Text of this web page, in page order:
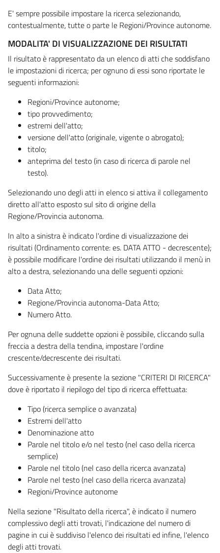
E' sempre possibile impostare la ricerca selezionando,
contestualmente, tutte o parte le Regioni/Province autonome.
MODALITA' DI VISUALIZZAZIONE DEI RISULTATI
Il risultato è rappresentato da un elenco di atti che soddisfano
le impostazioni di ricerca; per ognuno di essi sono riportate le
seguenti informazioni:
Regioni/Province autonome;
tipo provvedimento;
estremi dell'atto;
versione dell'atto (originale, vigente o abrogato);
titolo;
anteprima del testo (in caso di ricerca di parole nel
testo).
Selezionando uno degli atti in elenco si attiva il collegamento
diretto all'atto esposto sul sito di origine della
Regione/Provincia autonoma.
In alto a sinistra è indicato l'ordine di visualizzazione dei
risultati (Ordinamento corrente: es. DATA ATTO - decrescente);
è possibile modificare l'ordine dei risultati utilizzando il menù in
alto a destra, selezionando una delle seguenti opzioni:
Data Atto;
Regione/Provincia autonoma-Data Atto;
Numero Atto.
Per ognuna delle suddette opzioni è possibile, cliccando sulla
freccia a destra della tendina, impostare l'ordine
crescente/decrescente dei risultati.
Successivamente è presente la sezione "CRITERI DI RICERCA"
dove è riportato il riepilogo del tipo di ricerca effettuata:
Tipo (ricerca semplice o avanzata)
Estremi dell'atto
Denominazione atto
Parole nel titolo e/o nel testo (nel caso della ricerca
semplice)
Parole nel titolo (nel caso della ricerca avanzata)
Parole nel testo (nel caso della ricerca avanzata)
Regioni/Province autonome
Nella sezione "Risultato della ricerca", è indicato il numero
complessivo degli atti trovati, l'indicazione del numero di
pagine in cui è suddiviso l'elenco dei risultati ed infine, l'elenco
degli atti trovati.